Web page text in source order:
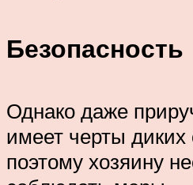
Безопасность
Однако даже
имеет черты диких
поэтому хозяину